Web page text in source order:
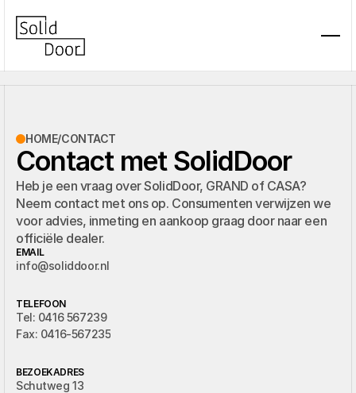
HOME/CONTACT
Contact met SolidDoor
Heb je een vraag over SolidDoor, GRAND of CASA?
Neem contact met ons op. Consumenten verwijzen we
voor advies, inmeting en aankoop graag door naar een
officiële dealer.
EMAIL
info@soliddoor.nl
TELEFOON
Tel: 0416 567239
Fax: 0416-567235
BEZOEKADRES
Schutweg 13